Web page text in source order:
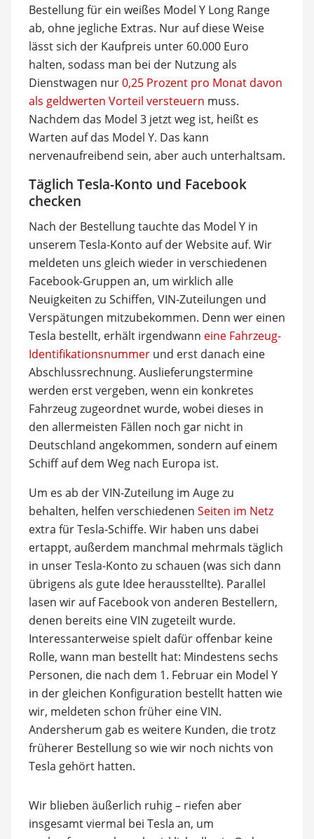
Bestellung für ein weißes Model Y Long Range
ab, ohne jegliche Extras. Nur auf diese Weise
lässt sich der Kaufpreis unter 60.000 Euro
halten, sodass man bei der Nutzung als
Dienstwagen nur0,25 Prozent pro Monat davon
als geldwerten Vorteil versteuern muss.
Nachdem das Model 3 jetzt weg ist, heißt es
Warten auf das Model Y. Das kann
nervenaufreibend sein, aber auch unterhaltsam.
Täglich Tesla-Konto und Facebook
checken
Nach der Bestellung tauchte das Model Y in
unserem Tesla-Konto auf der Website auf. Wir
meldeten uns gleich wieder in verschiedenen
Facebook-Gruppen an, um wirklich alle
Neuigkeiten zu Schiffen, VIN-Zuteilungen und
Verspätungen mitzubekommen. Denn wer einen
Tesla bestellt, erhält irgendwann eine Fahrzeug-
Identifikationsnummerund erst danach eine
Abschlussrechnung. Auslieferungstermine
werden erst vergeben, wenn ein konkretes
Fahrzeug zugeordnet wurde, wobei dieses in
den allermeisten Fällen noch gar nicht in
Deutschland angekommen, sondern auf einem
Schiff auf dem Weg nach Europa ist.
Um es ab der VIN-Zuteilung im Auge zu
behalten, helfen verschiedenen Seiten im Netz
extra für Tesla-Schiffe. Wir haben uns dabei
ertappt, außerdem manchmal mehrmals täglich
in unser Tesla-Konto zu schauen (was sich dann
übrigens als gute Idee herausstellte). Parallel
lasen wir auf Facebook von anderen Bestellern,
denen bereits eine VIN zugeteilt wurde.
Interessanterweise spielt dafür offenbar keine
Rolle, wann man bestellt hat: Mindestens sechs
Personen, die nach dem 1. Februar ein Model Y
in der gleichen Konfiguration bestellt hatten wie
wir, meldeten schon früher eine VIN.
Andersherum gab es weitere Kunden, die trotz
früherer Bestellung so wie wir noch nichts von
Tesla gehört hatten.
Wir blieben äußerlich ruhig – riefen aber
insgesamt viermal bei Tesla an, um